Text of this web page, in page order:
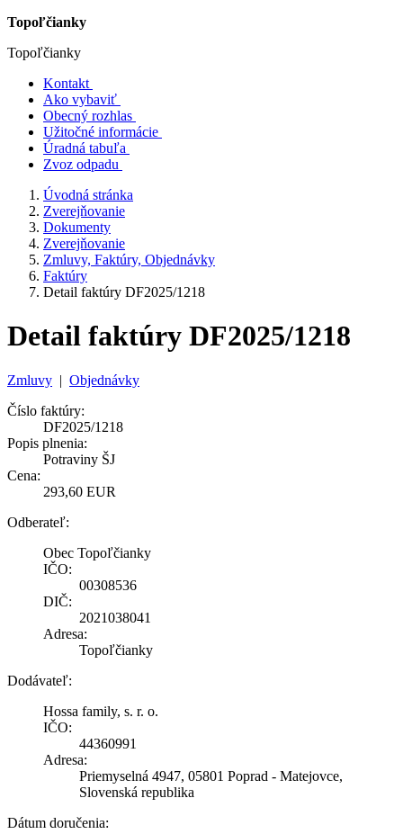
Topoľčianky
Topoľčianky
Kontakt
Ako vybaviť
Obecný rozhlas
Užitočné informácie
Úradná tabuľa
Zvoz odpadu
Úvodná stránka
Zverejňovanie
Dokumenty
Zverejňovanie
Zmluvy, Faktúry, Objednávky
Faktúry
Detail faktúry DF2025/1218
Detail faktúry DF2025/1218
Zmluvy | Objednávky
Číslo faktúry:
DF2025/1218
Popis plnenia:
Potraviny ŠJ
Cena:
293,60 EUR
Odberateľ:
Obec Topoľčianky
IČO:
00308536
DIČ:
2021038041
Adresa:
Topoľčianky
Dodávateľ:
Hossa family, s. r. o.
IČO:
44360991
Adresa:
Priemyselná 4947, 05801 Poprad - Matejovce,
Slovenská republika
Dátum doručenia: